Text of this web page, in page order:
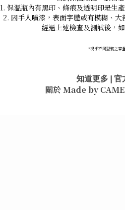
1. 保溫瓶內有黑印、條痕及透明印是生
2. 因手人噴漆，表面字體或有模糊、大
經過上述檢查及測試後，
*視乎不同型號之容
知道更多 | 官
關於 Made by